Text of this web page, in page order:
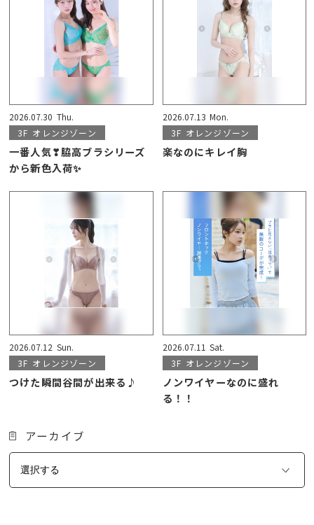
2026.07.30 Thu.
3F オレンジゾーン
一番人気❣脇高ブラシリーズ
から新色入荷✨
2026.07.13 Mon.
3F オレンジゾーン
楽なのにキレイ胸
2026.07.12 Sun.
3F オレンジゾーン
つけた瞬間谷間が出来る♪
2026.07.11 Sat.
3F オレンジゾーン
ノンワイヤーなのに盛れ
る！！
アーカイブ